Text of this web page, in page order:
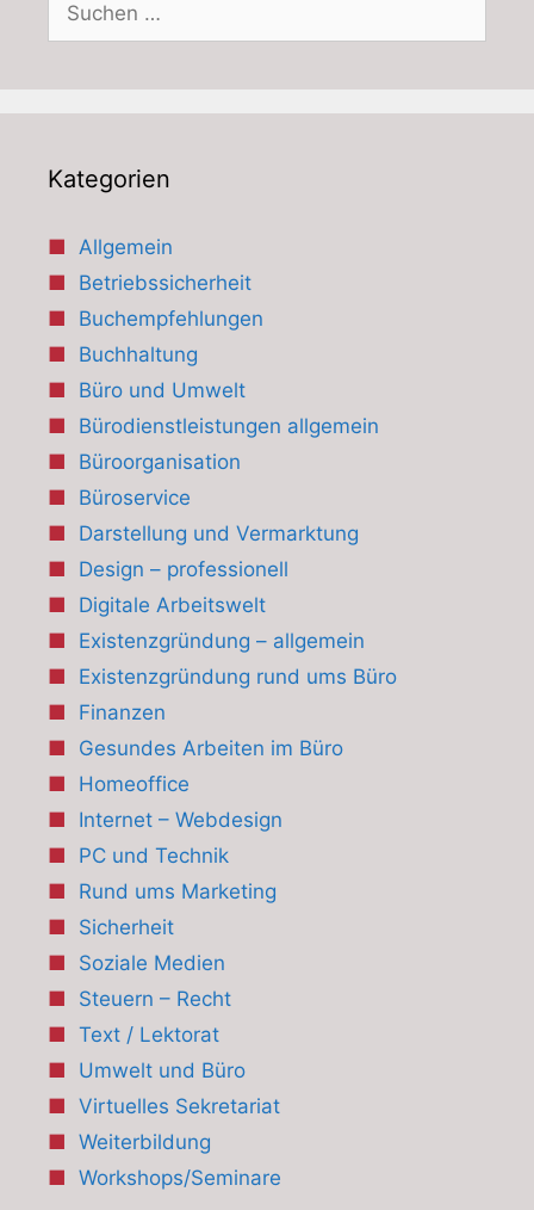
nach:
Kategorien
Allgemein
Betriebssicherheit
Buchempfehlungen
Buchhaltung
Büro und Umwelt
Bürodienstleistungen allgemein
Büroorganisation
Büroservice
Darstellung und Vermarktung
Design – professionell
Digitale Arbeitswelt
Existenzgründung – allgemein
Existenzgründung rund ums Büro
Finanzen
Gesundes Arbeiten im Büro
Homeoffice
Internet – Webdesign
PC und Technik
Rund ums Marketing
Sicherheit
Soziale Medien
Steuern – Recht
Text / Lektorat
Umwelt und Büro
Virtuelles Sekretariat
Weiterbildung
Workshops/Seminare